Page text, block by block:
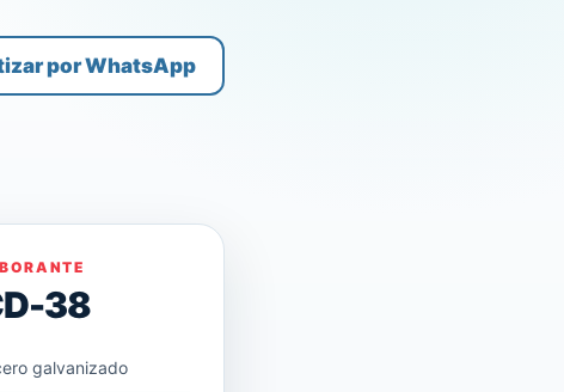
por WhatsApp
38
galvanizado